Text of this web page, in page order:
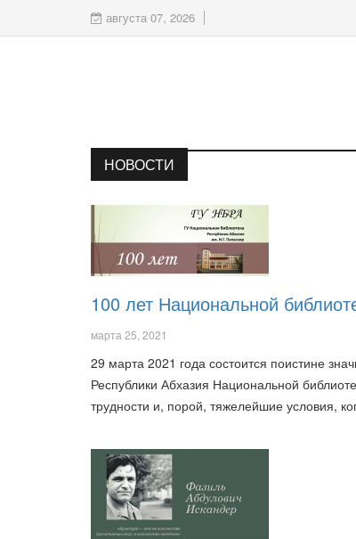
августа 07, 2026
НОВОСТИ
100 лет Национальной
марта 25, 2021
29 марта 2021 года состоится поистине
Республики Абхазия Национальной
трудности и, порой, тяжелейшие условия,